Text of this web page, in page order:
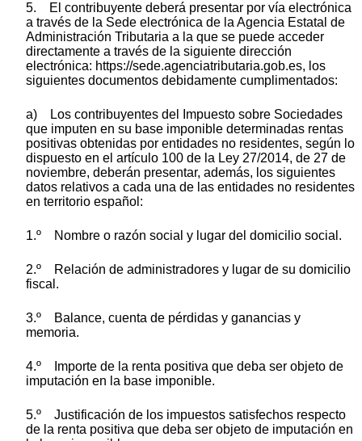
5. El contribuyente deberá presentar por vía electrónica
a través de la Sede electrónica de la Agencia Estatal de
Administración Tributaria a la que se puede acceder
directamente a través de la siguiente dirección
electrónica: https://sede.agenciatributaria.gob.es, los
siguientes documentos debidamente cumplimentados:
a) Los contribuyentes del Impuesto sobre Sociedades
que imputen en su base imponible determinadas rentas
positivas obtenidas por entidades no residentes, según lo
dispuesto en el artículo 100 de la Ley 27/2014, de 27 de
noviembre, deberán presentar, además, los siguientes
datos relativos a cada una de las entidades no residentes
en territorio español:
1.º Nombre o razón social y lugar del domicilio social.
2.º Relación de administradores y lugar de su domicilio
fiscal.
3.º Balance, cuenta de pérdidas y ganancias y
memoria.
4.º Importe de la renta positiva que deba ser objeto de
imputación en la base imponible.
5.º Justificación de los impuestos satisfechos respecto
de la renta positiva que deba ser objeto de imputación en